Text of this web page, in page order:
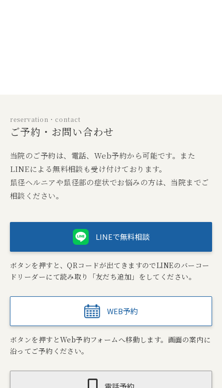
reservation・contact
ご予約・お問い合わせ
当院のご予約は、電話、Web予約から可能です。また
LINEによる無料相談も受け付けております。
鼠径ヘルニアや鼠径部の症状でお悩みの方は、当院までご
相談ください。
WEB予約
ボタンを押すとWeb予約フォームへ移動します。画面の案内に
沿ってご予約ください。
LINEで無料相談
ボタンを押すと、QRコードが出てきますのでLINEのバーコー
ドリーダーにて読み取り「友だち追加」をしてください。